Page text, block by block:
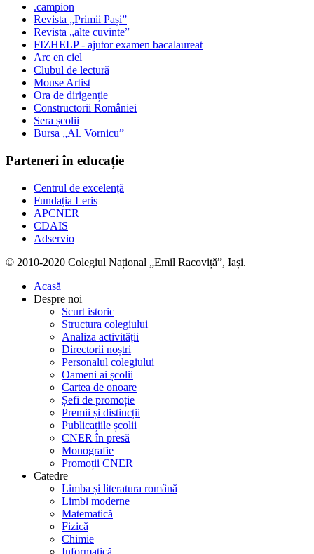
.campion
Revista „Primii Pași”
Revista „alte cuvinte”
FIZHELP - ajutor examen bacalaureat
Arc en ciel
Clubul de lectură
Mouse Artist
Ora de dirigenție
Constructorii României
Sera școlii
Bursa „Al. Vornicu”
Parteneri în educație
Centrul de excelență
Fundația Leris
APCNER
CDAIS
Adservio
© 2010-2020 Colegiul Național „Emil Racoviță”, Iași.
Acasă
Despre noi
Scurt istoric
Structura colegiului
Analiza activității
Directorii noștri
Personalul colegiului
Oameni ai școlii
Cartea de onoare
Șefi de promoție
Premii și distincții
Publicațiile școlii
CNER în presă
Monografie
Promoții CNER
Catedre
Limba și literatura română
Limbi moderne
Matematică
Fizică
Chimie
Informatică